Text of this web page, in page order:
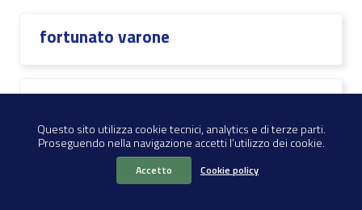
Questo sito utilizza cookie tecnici, analytics e di terze parti.
Proseguendo nella navigazione accetti l’utilizzo dei cookie.
Accetto Cookie policy
fortunato varone
FOTO VARIE